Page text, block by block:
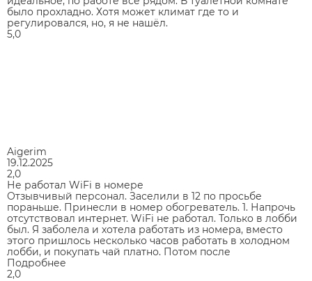
было прохладно. Хотя может климат где то и
регулировался, но, я не нашёл.
5,0
Aigerim
19.12.2025
2,0
Не работал WiFi в номере
Отзывчивый персонал. Заселили в 12 по просьбе
пораньше. Принесли в номер обогреватель. 1. Напрочь
отсутствовал интернет. WiFi не работал. Только в лобби
был. Я заболела и хотела работать из номера, вместо
этого пришлось несколько часов работать в холодном
лобби, и покупать чай платно. Потом после
Подробнее
2,0